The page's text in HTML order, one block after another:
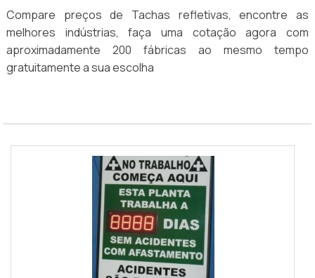
Compare preços de Tachas refletivas, encontre as
melhores indústrias, faça uma cotação agora com
aproximadamente 200 fábricas ao mesmo tempo
gratuitamente a sua escolha